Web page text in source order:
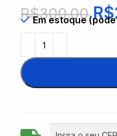
R$300,00 R$
Em estoque